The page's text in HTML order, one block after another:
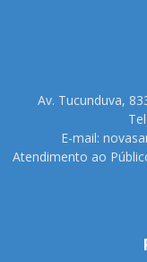
Av. Tucunduva,
E-mail:
Atendimento ao